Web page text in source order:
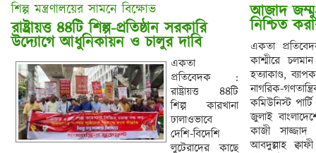
শিল্প মন্ত্রণালয়ের সামনে বিক্ষোভ
রাষ্ট্রায়ত্ত ৪৪টি শিল্প-প্রতিষ্ঠান সরকারি
একতা
প্রতিবেদক :
রাষ্ট্রায়ত্ত ৪৪টি
শিল্প কারখানা
ঢালাওভাবে
দেশি-বিদেশি
লুটেরাদের কাছে
আজাদ জম্মু-
নিশ্চিত
একতা
কাশ্মীরে
হত্যাকাণ্ড,
নাগরিক-
কমিউনিস্ট
জুলাই
কাজী
আবদুল্লাহ